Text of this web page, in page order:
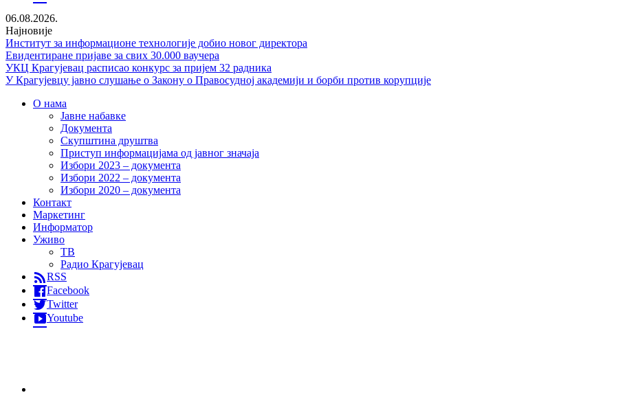
06.08.2026.
Најновије
Институт за информационе технологије добио новог директора
Евидентиране пријаве за свих 30.000 ваучера
УКЦ Крагујевац расписао конкурс за пријем 32 радника
У Крагујевцу јавно слушање о Закону о Правосудној академији и борби против корупције
О нама
Јавне набавке
Документа
Скупштина друштва
Приступ информацијама од јавног значаја
Избори 2023 – документа
Избори 2022 – документа
Избори 2020 – документа
Контакт
Маркетинг
Информатор
Уживо
ТВ
Радио Крагујевац
RSS
Facebook
Twitter
Youtube